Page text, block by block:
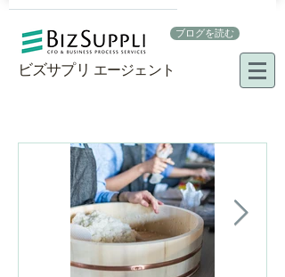
ブログを読む
ビズサプリ エージェント​